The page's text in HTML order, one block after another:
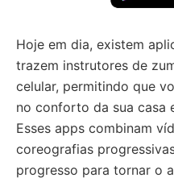
Hoje em dia, existem
trazem instrutores de
celular, permitindo que
no conforto da sua casa
Esses apps combinam
coreografias
progresso para tornar o